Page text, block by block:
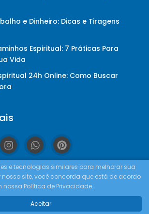
e Dinheiro: Dicas e Tiragens
Espiritual: 7 Práticas Para
Vida
24h Online: Como Buscar
e tecnologias similares para melhorar sua
nosso site, você concorda que está de acordo
nossa Política de Privacidade.
Aceitar